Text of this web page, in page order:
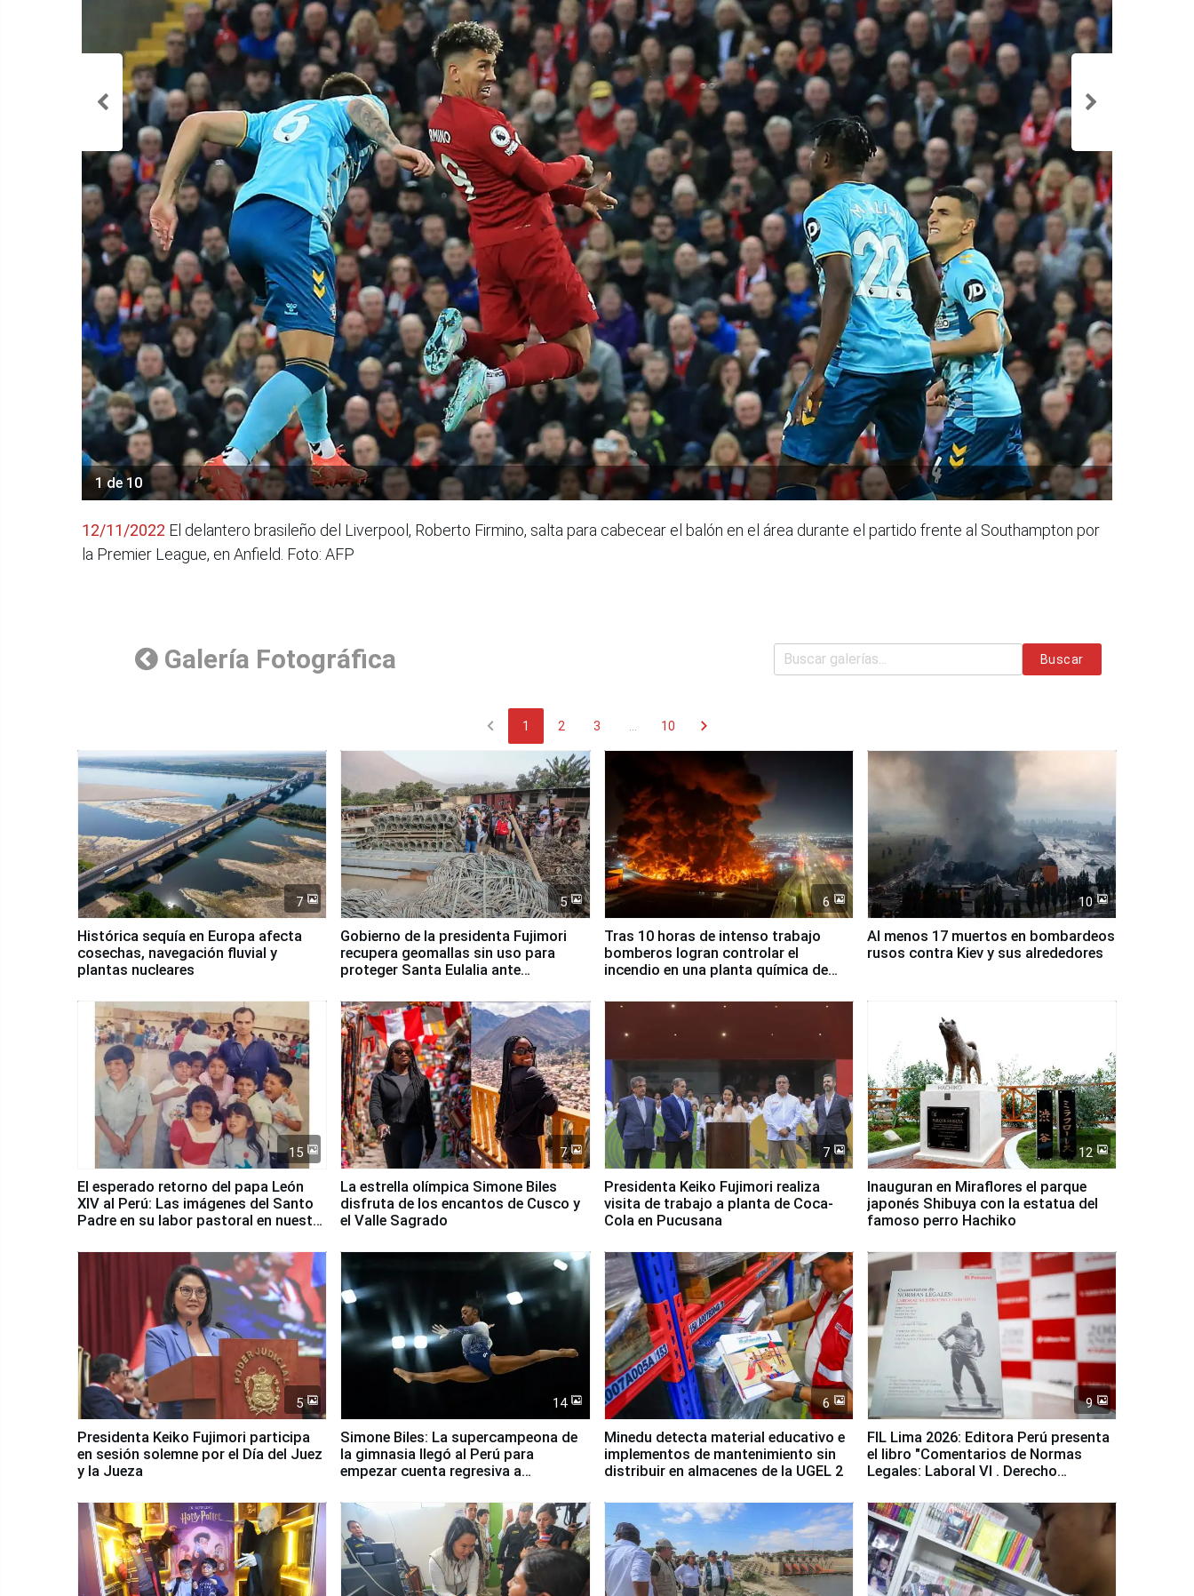
1 de 10
12/11/2022 El delantero brasileño del Liverpool, Roberto Firmino, salta para cabecear el balón en el área durante el partido frente al Southampton por
la Premier League, en Anfield. Foto: AFP
Galería Fotográfica Buscar
chevron_left 1 2 3 10 chevron_right
7
Histórica sequía en Europa afecta
cosechas, navegación fluvial y
plantas nucleares
5
Gobierno de la presidenta Fujimori
recupera geomallas sin uso para
proteger Santa Eulalia ante
6
Tras 10 horas de intenso trabajo
bomberos logran controlar el
incendio en una planta química de
10
Al menos 17 muertos en bombardeos
rusos contra Kiev y sus alrededores
15
El esperado retorno del papa León
XIV al Perú: Las imágenes del Santo
Padre en su labor pastoral en nuestro
7
La estrella olímpica Simone Biles
disfruta de los encantos de Cusco y
el Valle Sagrado
7
Presidenta Keiko Fujimori realiza
visita de trabajo a planta de Coca-
Cola en Pucusana
12
Inauguran en Miraflores el parque
japonés Shibuya con la estatua del
famoso perro Hachiko
5
Presidenta Keiko Fujimori participa
en sesión solemne por el Día del Juez
y la Jueza
14
Simone Biles: La supercampeona de
la gimnasia llegó al Perú para
empezar cuenta regresiva a
6
Minedu detecta material educativo e
implementos de mantenimiento sin
distribuir en almacenes de la UGEL 2
9
FIL Lima 2026: Editora Perú presenta
el libro "Comentarios de Normas
Legales: Laboral Vl . Derecho